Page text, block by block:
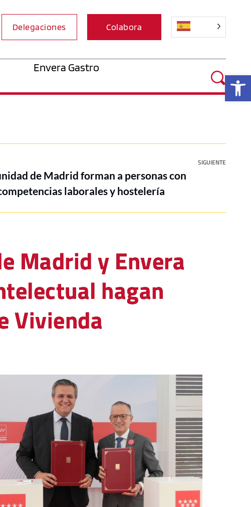
Delegaciones Colabora
Envera Gastro
SIGUIENTE
de Madrid forman a personas con
laborales y hostelería
Madrid y Envera
hagan
Vivienda